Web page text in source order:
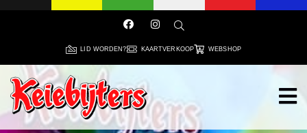
LID WORDEN? KAARTVERKOOP WEBSHOP